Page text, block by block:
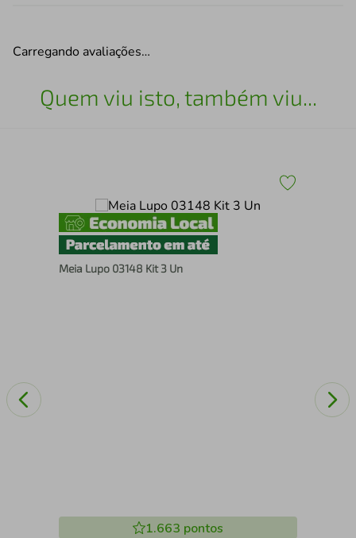
Carregando avaliações…
Quem viu isto, também viu...
Meia Lupo 03148 Kit 3 Un
1.663 pontos